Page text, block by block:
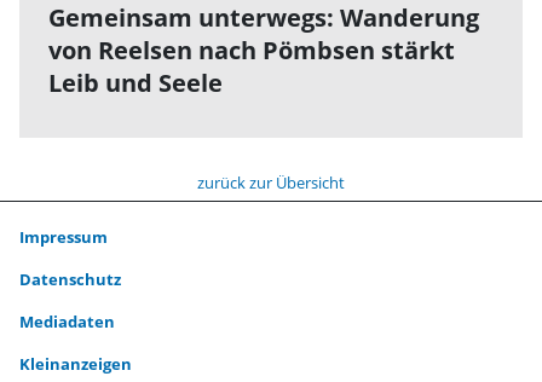
Gemeinsam unterwegs: Wanderung
von Reelsen nach Pömbsen stärkt
Leib und Seele
zurück zur Übersicht
Impressum
Datenschutz
Mediadaten
Kleinanzeigen